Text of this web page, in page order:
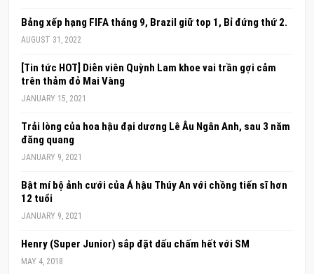
Bảng xếp hạng FIFA tháng 9, Brazil giữ top 1, Bỉ đứng thứ 2.
AUGUST 31, 2022
[Tin tức HOT] Diễn viên Quỳnh Lam khoe vai trần gợi cảm
trên thảm đỏ Mai Vàng
JANUARY 15, 2021
Trải lòng của hoa hậu đại dương Lê Âu Ngân Anh, sau 3 năm
đăng quang
JANUARY 9, 2021
Bật mí bộ ảnh cưới của Á hậu Thúy An với chồng tiến sĩ hơn
12 tuổi
JANUARY 9, 2021
Henry (Super Junior) sắp đặt dấu chấm hết với SM
MAY 4, 2018